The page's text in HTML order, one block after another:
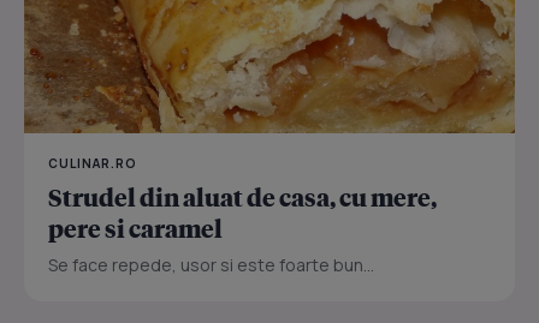
CULINAR.RO
Strudel din aluat de casa, cu mere,
pere si caramel
Se face repede, usor si este foarte bun...